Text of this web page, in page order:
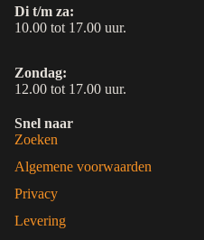
Di t/m za:
10.00 tot 17.00 uur.
Zondag:
12.00 tot 17.00 uur.
Snel naar
Zoeken
Algemene voorwaarden
Privacy
Levering